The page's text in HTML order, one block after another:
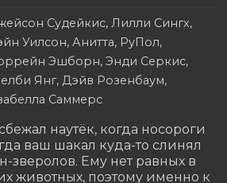
Судейкис, Лилли Сингх,
Уилсон, Анитта, РуПол,
Эшборн, Энди Серкис,
Янг, Дэйв Розенбаум,
Саммерс
наутёк, когда носороги
ваш шакал куда-то слинял
зверолов. Ему нет равных в
животных, поэтому именно к